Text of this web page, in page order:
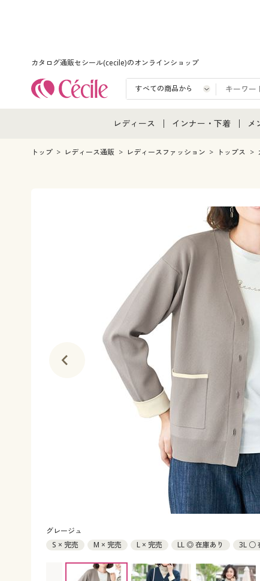
カタログ通販セシール(cecile)のオンラインショップ
レディース
レディース通販すべて
インナー・下着
インナー・下着通販す
メンズ下着
ジュニア・ティーンズ
メ
メ
トップ レディース通販 レディースファッション トップス
グレージュ
S × 完売
M × 完売 L × 完売 LL ◎ 在庫あり 3L ○